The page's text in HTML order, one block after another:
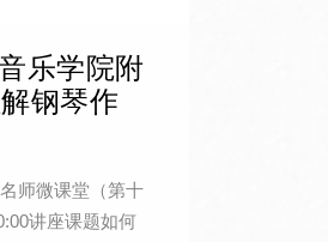
乐学院附
钢琴作
师微课堂（第十
讲座课题如何